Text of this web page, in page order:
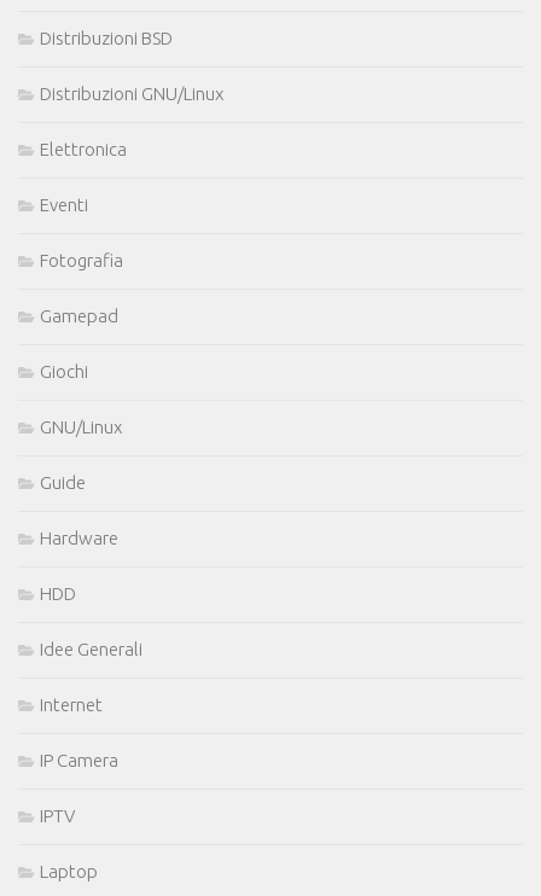
Distribuzioni BSD
Distribuzioni GNU/Linux
Elettronica
Eventi
Fotografia
Gamepad
Giochi
GNU/Linux
Guide
Hardware
HDD
Idee Generali
Internet
IP Camera
IPTV
Laptop